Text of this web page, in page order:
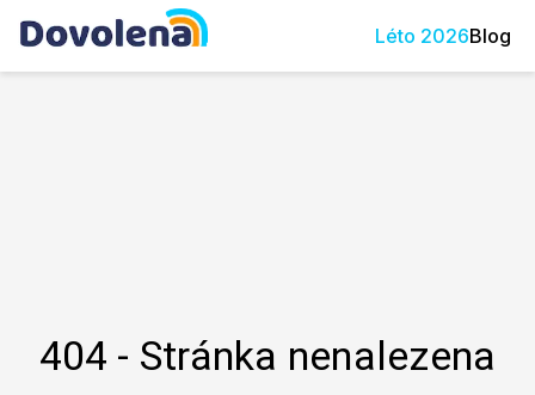
Léto 2026Blog
404 - Stránka nenalezena